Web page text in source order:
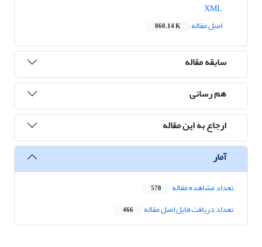
اصل مقاله
860.14 K
سابقه مقاله
هم رسانی
ارجاع به این مقاله
آمار
تعداد مشاهده مقاله 578
تعداد دریافت فایل اصل مقاله 466